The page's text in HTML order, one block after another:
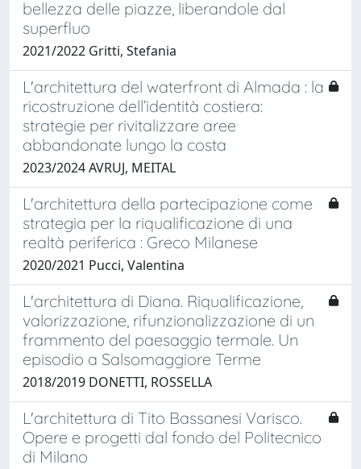
bellezza delle piazze, liberandole dal
superfluo
2021/2022 Gritti, Stefania
L'architettura del waterfront di Almada : la
ricostruzione dell’identità costiera:
strategie per rivitalizzare aree
abbandonate lungo la costa
2023/2024 AVRUJ, MEITAL
L'architettura della partecipazione come
strategia per la riqualificazione di una
realtà periferica : Greco Milanese
2020/2021 Pucci, Valentina
L'architettura di Diana. Riqualificazione,
valorizzazione, rifunzionalizzazione di un
frammento del paesaggio termale. Un
episodio a Salsomaggiore Terme
2018/2019 DONETTI, ROSSELLA
L'architettura di Tito Bassanesi Varisco.
Opere e progetti dal fondo del Politecnico
di Milano